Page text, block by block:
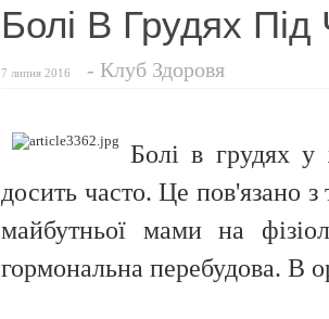
Чуттєвий
Кокосовий
Болі В Грудях Під
7 липня 2016 - Клуб Здоровя
Болі в грудях у
досить часто. Це пов'язано з
майбутньої мами на
гормональна перебудова. В